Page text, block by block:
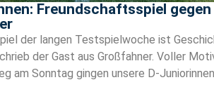
Freundschaftsspiel gegen
der langen Testspielwoche ist
der Gast aus Großfahner. Voller
am Sonntag gingen unsere D-